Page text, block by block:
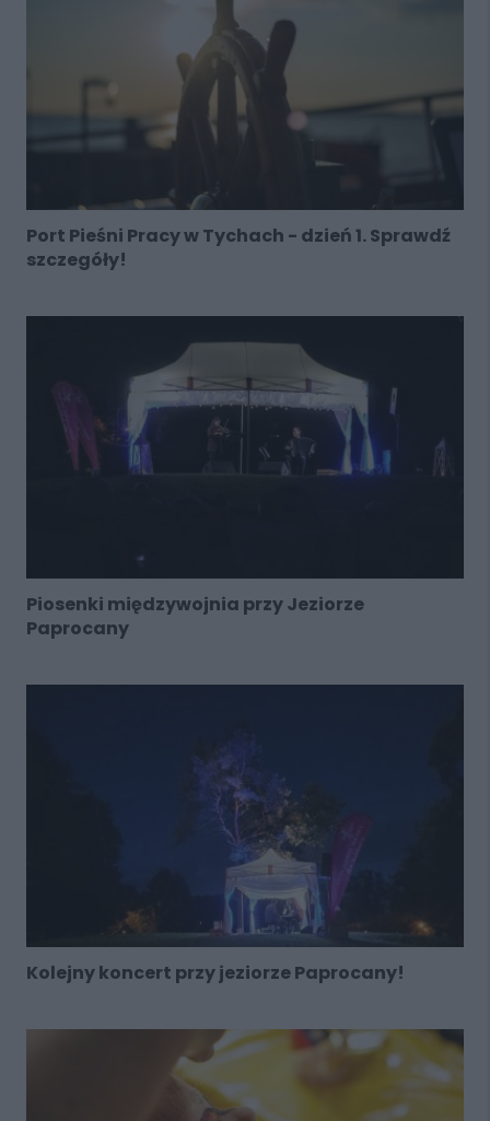
Port Pieśni Pracy w Tychach - dzień 1. Sprawdź
szczegóły!
Piosenki międzywojnia przy Jeziorze
Paprocany
Kolejny koncert przy jeziorze Paprocany!